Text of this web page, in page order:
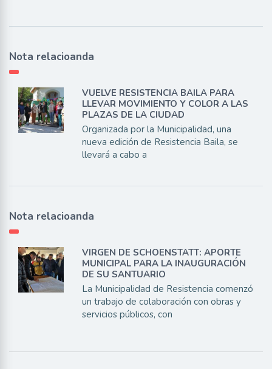
Nota relacioanda
VUELVE RESISTENCIA BAILA PARA
LLEVAR MOVIMIENTO Y COLOR A LAS
PLAZAS DE LA CIUDAD
Organizada por la Municipalidad, una
nueva edición de Resistencia Baila, se
llevará a cabo a
Nota relacioanda
VIRGEN DE SCHOENSTATT: APORTE
MUNICIPAL PARA LA INAUGURACIÓN
DE SU SANTUARIO
La Municipalidad de Resistencia comenzó
un trabajo de colaboración con obras y
servicios públicos, con